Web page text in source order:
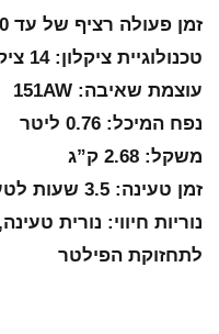
זמן פעולה רציף של עד 60 דקות
טכנולוגיית ציקלון: 14 ציקלונים הפועלים במקביל
עוצמת שאיבה: 151AW
נפח המיכל: 0.76 ליטר
משקל: 2.68 ק”ג
זמן טעינה: 3.5 שעות לטעינה מלאה של הסוללה
נוריות חיווי: נורית
לתחזוקת הפילטר